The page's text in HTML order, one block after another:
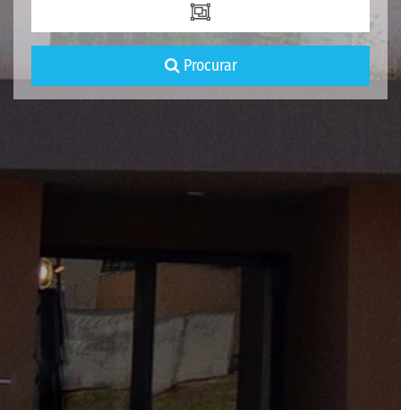
Procurar